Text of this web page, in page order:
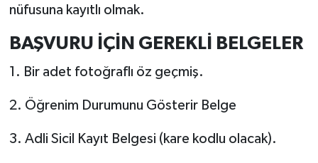
nüfusuna kayıtlı olmak.
BAŞVURU İÇİN GEREKLİ BELGELER
1. Bir adet fotoğraflı öz geçmiş.
2. Öğrenim Durumunu Gösterir Belge
3. Adli Sicil Kayıt Belgesi (kare kodlu olacak).